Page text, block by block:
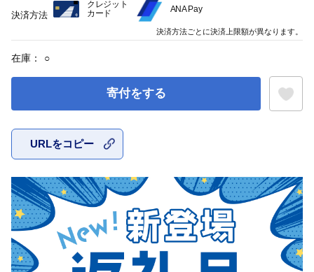
在庫： ○
寄付をする
URLをコピー
決済方法
クレジット
カード
ANA Pay
決済方法ごとに決済上限額が異なります。